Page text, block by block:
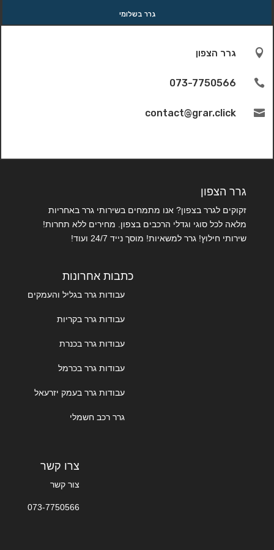
גרר בשלומי
 גרר הצפון

073-7750566

contact@grar.click
גרר הצפון
זקוקים לגרר בצפון? אנו מתמחים בשירותי גרר באחריות
מלאה לכל סוגי וגדלי הרכבים בצפון. מחירים ללא תחרות!
שירותי חילוץ! גרר למשאיות! מוסך נייד 24/7 ועוד!
כתבות אחרונות
עבודות גרר בגליל והעמקים
עבודות גרר בקריות
עבודות גרר בכנרת
עבודות גרר בכרמל
עבודות גרר בעמק יזרעאל
גרר רכב חשמלי
צרו קשר
צור קשר
073-7750566